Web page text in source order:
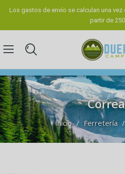
Los gastos de envío se calculan una vez
partir de
Inicio Ferretería